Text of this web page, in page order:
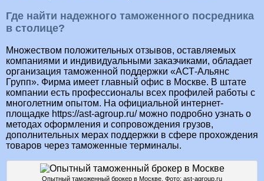
Где найти надежного таможенного посредника
в столице?
Множеством положительных отзывов, оставляемых
компаниями и индивидуальными заказчиками, обладает
организация таможенной поддержки «АСТ-Альянс
Групп». Фирма имеет главный офис в Москве. В штате
компании есть профессионалы всех профилей работы с
многолетним опытом. На официальной интернет-
площадке https://ast-agroup.ru/ можно подробно узнать о
методах оформления и сопровождения грузов,
дополнительных мерах поддержки в сфере прохождения
товаров через таможенные терминалы.
Опытный таможенный брокер в Москве. Фото: ast-agroup.ru